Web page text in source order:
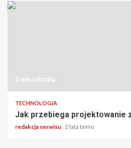
2 min odczytu
TECHNOLOGIA
Jak przebiega projektowanie
redakcja serwisu 2 lata temu